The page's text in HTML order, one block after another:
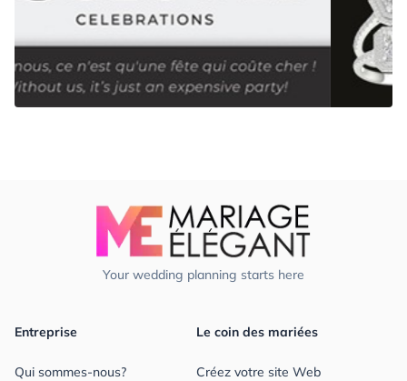
Your wedding planning starts here
Entreprise
Qui sommes-nous?
Le coin des mariées
Créez votre site Web